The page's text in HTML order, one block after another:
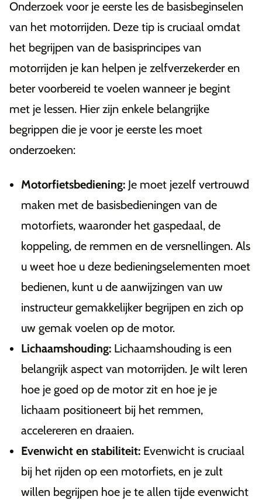
Onderzoek voor je eerste les de basisbeginselen
van het motorrijden. Deze tip is cruciaal omdat
het begrijpen van de basisprincipes van
motorrijden je kan helpen je zelfverzekerder en
beter voorbereid te voelen wanneer je begint
met je lessen. Hier zijn enkele belangrijke
begrippen die je voor je eerste les moet
onderzoeken:
Motorfietsbediening: Je moet jezelf vertrouwd
maken met de basisbedieningen van de
motorfiets, waaronder het gaspedaal, de
koppeling, de remmen en de versnellingen. Als
u weet hoe u deze bedieningselementen moet
bedienen, kunt u de aanwijzingen van uw
instructeur gemakkelijker begrijpen en zich op
uw gemak voelen op de motor.
Lichaamshouding: Lichaamshouding is een
belangrijk aspect van motorrijden. Je wilt leren
hoe je goed op de motor zit en hoe je je
lichaam positioneert bij het remmen,
accelereren en draaien.
Evenwicht en stabiliteit: Evenwicht is cruciaal
bij het rijden op een motorfiets, en je zult
willen begrijpen hoe je te allen tijde evenwicht